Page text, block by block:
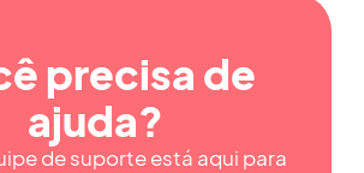
precisa de
ajuda?
de suporte está aqui para